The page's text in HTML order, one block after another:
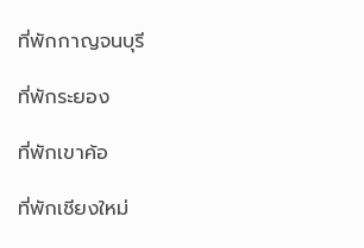
ที่พักกาญจนบุรี
ที่พักระยอง
ที่พักเขาค้อ
ที่พักเชียงใหม่